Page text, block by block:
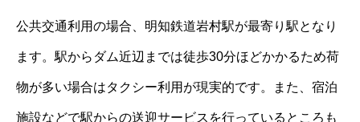
公共交通利用の場合、明知鉄道岩村駅が最寄り駅となり
ます。駅からダム近辺までは徒歩30分ほどかかるため荷
物が多い場合はタクシー利用が現実的です。また、宿泊
施設などで駅からの送迎サービスを行っているところも